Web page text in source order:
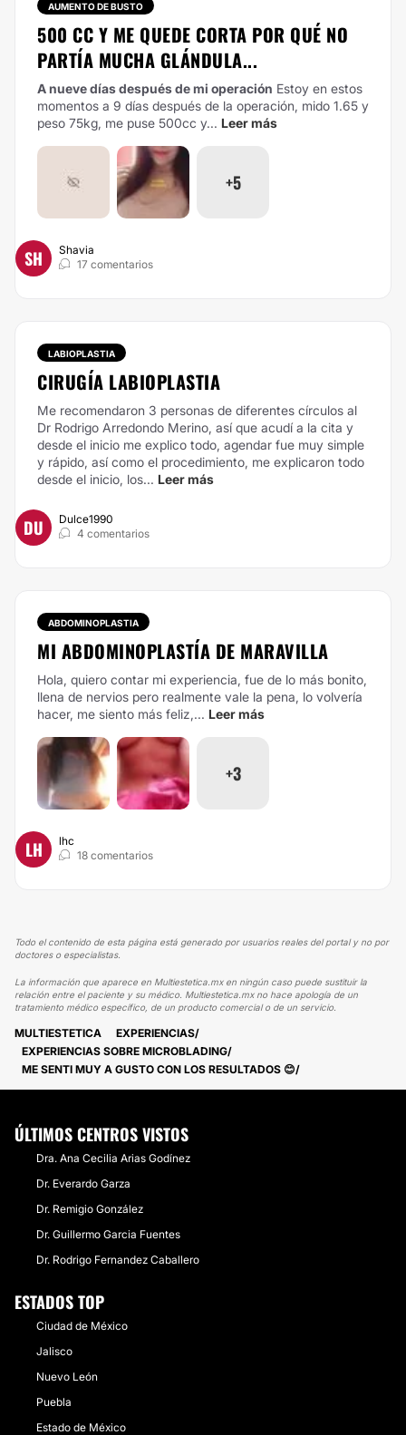
AUMENTO DE BUSTO
500 CC Y ME QUEDE CORTA POR QUÉ NO
PARTÍA MUCHA GLÁNDULA...
A nueve días después de mi operación Estoy en estos
momentos a 9 días después de la operación, mido 1.65 y
peso 75kg, me puse 500cc y... Leer más
+5
SH
Shavia
17 comentarios
LABIOPLASTIA
CIRUGÍA LABIOPLASTIA
Me recomendaron 3 personas de diferentes círculos al
Dr Rodrigo Arredondo Merino, así que acudí a la cita y
desde el inicio me explico todo, agendar fue muy simple
y rápido, así como el procedimiento, me explicaron todo
desde el inicio, los... Leer más
DU
Dulce1990
4 comentarios
ABDOMINOPLASTIA
MI ABDOMINOPLASTÍA DE MARAVILLA
Hola, quiero contar mi experiencia, fue de lo más bonito,
llena de nervios pero realmente vale la pena, lo volvería
hacer, me siento más feliz,... Leer más
+3
LH
lhc
18 comentarios
Todo el contenido de esta página está generado por usuarios reales del portal y no por
doctores o especialistas.
La información que aparece en Multiestetica.mx en ningún caso puede sustituir la
relación entre el paciente y su médico. Multiestetica.mx no hace apología de un
tratamiento médico específico, de un producto comercial o de un servicio.
MULTIESTETICA
EXPERIENCIAS
EXPERIENCIAS SOBRE MICROBLADING
ME SENTI MUY A GUSTO CON LOS RESULTADOS 😊
ÚLTIMOS CENTROS VISTOS
Dra. Ana Cecilia Arias Godínez
Dr. Everardo Garza
Dr. Remigio González
Dr. Guillermo Garcia Fuentes
Dr. Rodrigo Fernandez Caballero
ESTADOS TOP
Ciudad de México
Jalisco
Nuevo León
Puebla
Estado de México